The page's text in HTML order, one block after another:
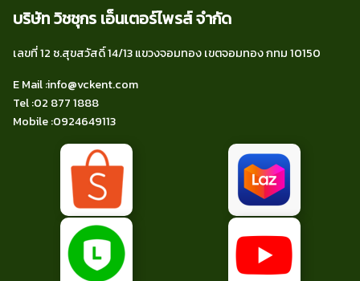
บริษัท วิชชุกร เอ็นเตอร์ไพรส์ จำกัด
เลขที่ 12 ซ.สุขสวัสดิ์ 14/13 แขวงจอมทอง เขตจอมทอง กทม 10150
E Mail :info@vckent.com
Tel:02 877 1888
Mobile :0924649113